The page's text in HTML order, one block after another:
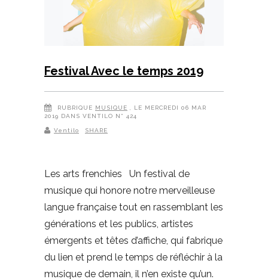
Festival Avec le temps 2019
RUBRIQUE MUSIQUE
, LE MERCREDI 06 MAR
2019 DANS VENTILO N° 424
Ventilo SHARE
Les arts frenchies Un festival de
musique qui honore notre merveilleuse
langue française tout en rassemblant les
générations et les publics, artistes
émergents et têtes d’affiche, qui fabrique
du lien et prend le temps de réfléchir à la
musique de demain, il n’en existe qu’un.